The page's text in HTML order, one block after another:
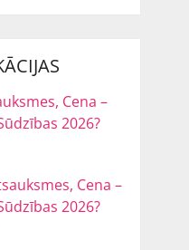
Cena –
2026?
Cena –
2026?